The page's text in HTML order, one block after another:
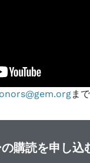
ま
購読を申し込